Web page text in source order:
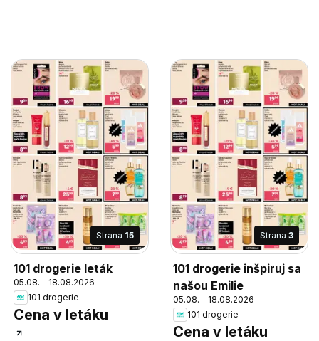
Strana 15
101 drogerie leták
05.08. - 18.08.2026
101 drogerie
Cena v letáku
Strana 3
101 drogerie inšpiruj sa
našou Emilie
05.08. - 18.08.2026
101 drogerie
Cena v letáku